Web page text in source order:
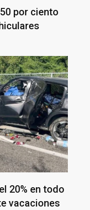
por ciento
20% en todo
vacaciones